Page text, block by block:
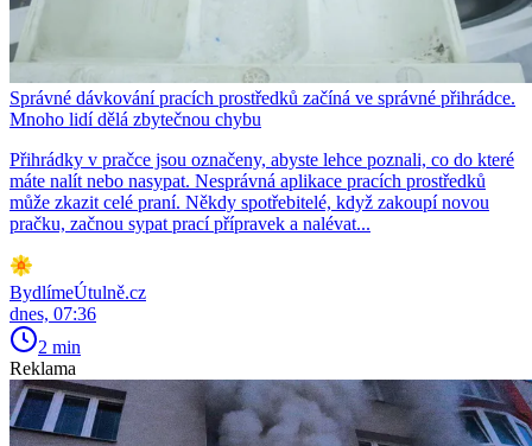
Správné dávkování pracích prostředků začíná ve správné přihrádce.
Mnoho lidí dělá zbytečnou chybu
Přihrádky v pračce jsou označeny, abyste lehce poznali, co do které
máte nalít nebo nasypat. Nesprávná aplikace pracích prostředků
může zkazit celé praní. Někdy spotřebitelé, když zakoupí novou
pračku, začnou sypat prací přípravek a nalévat...
BydlímeÚtulně.cz
dnes, 07:36
2 min
Reklama